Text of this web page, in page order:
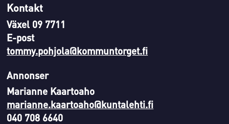
Kontakt
Växel 09 7711
E-post
tommy.pohjola@kommuntorget.fi
Annonser
Marianne Kaartoaho
marianne.kaartoaho@kuntalehti.fi
040 708 6640